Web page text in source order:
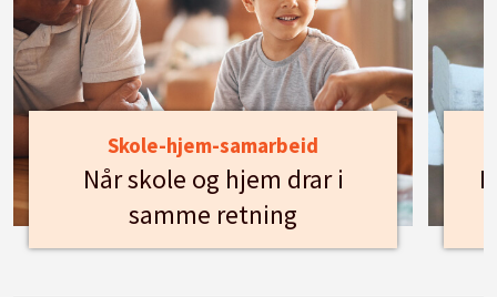
Skole-hjem-samarbeid
Når skole og hjem drar i
samme retning